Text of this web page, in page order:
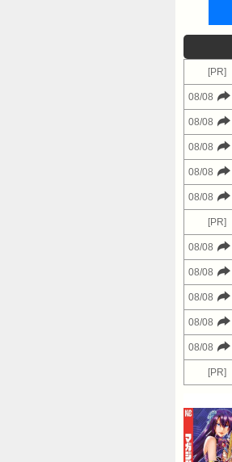
[PR]
08/08
08/08
08/08
08/08
08/08
[PR]
08/08
08/08
08/08
08/08
08/08
[PR]